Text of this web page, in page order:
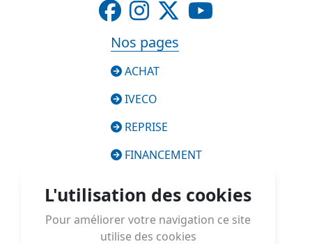
Nos pages
ACHAT
IVECO
REPRISE
FINANCEMENT
À PROPOS
L'utilisation des cookies
Pour améliorer votre navigation ce site
utilise des cookies